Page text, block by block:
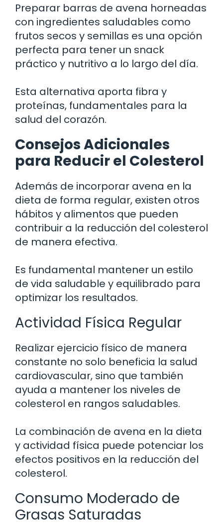
Preparar barras de avena horneadas
con ingredientes saludables como
frutos secos y semillas es una opción
perfecta para tener un snack
práctico y nutritivo a lo largo del día.
Esta alternativa aporta fibra y
proteínas, fundamentales para la
salud del corazón.
Consejos Adicionales
para Reducir el Colesterol
Además de incorporar avena en la
dieta de forma regular, existen otros
hábitos y alimentos que pueden
contribuir a la reducción del colesterol
de manera efectiva.
Es fundamental mantener un estilo
de vida saludable y equilibrado para
optimizar los resultados.
Actividad Física Regular
Realizar ejercicio físico de manera
constante no solo beneficia la salud
cardiovascular, sino que también
ayuda a mantener los niveles de
colesterol en rangos saludables.
La combinación de avena en la dieta
y actividad física puede potenciar los
efectos positivos en la reducción del
colesterol.
Consumo Moderado de
Grasas Saturadas